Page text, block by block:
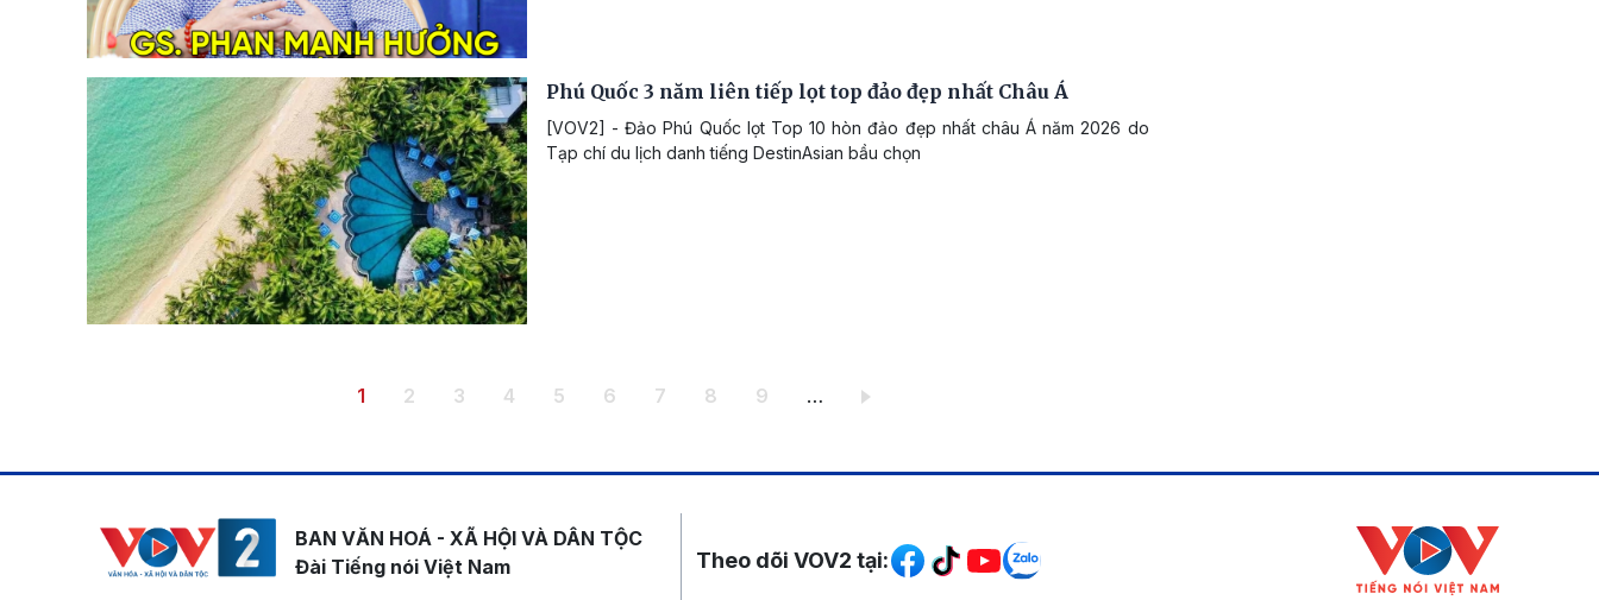
Phú Quốc 3 năm liên tiếp lọt top đảo đẹp nhất Châu Á
[VOV2] - Đảo Phú Quốc lọt Top 10 hòn đảo đẹp nhất châu Á năm 2026 do
Tạp chí du lịch danh tiếng DestinAsian bầu chọn
Trang hiện thời
1 Trang
2 Trang
3 Trang
4 Trang
5 Trang
6 Trang
7 Trang
8 Trang
9 …
BAN VĂN HOÁ - XÃ HỘI VÀ DÂN TỘC
Đài Tiếng nói Việt Nam
Mạng xã hội
Theo dõi VOV2 tại: